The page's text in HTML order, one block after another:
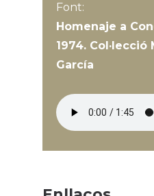
Font:
Homenaje a
1974.
García